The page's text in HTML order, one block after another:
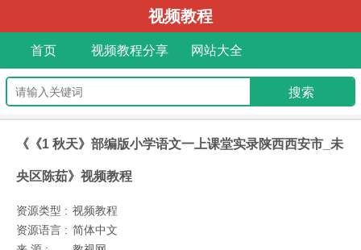
视频教程
首页 视频教程分享 网站大全
《《1 秋天》部编版小学语文一上课堂实录陕西西安市_未
央区陈茹》视频教程
资源类型 : 视频教程
资源语言 : 简体中文